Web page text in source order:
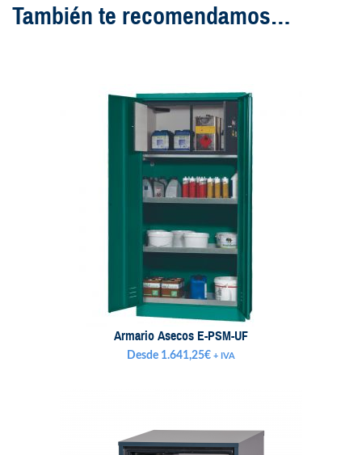
También te recomendamos…
Armario Asecos E-PSM-UF
Desde 1.641,25€ + IVA